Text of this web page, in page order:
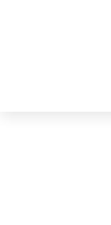
Jurnalisme